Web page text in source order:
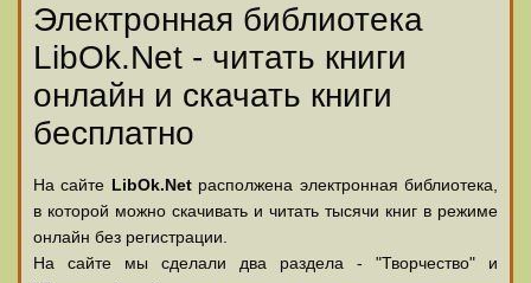
Электронная библиотека
LibOk.Net - читать книги
онлайн и скачать книги
бесплатно
На сайте LibOk.Netрасполжена электронная библиотека,
в которой можно скачивать и читать тысячи книг в режиме
онлайн без регистрации.
На сайте мы сделали два раздела - "Творчество" и